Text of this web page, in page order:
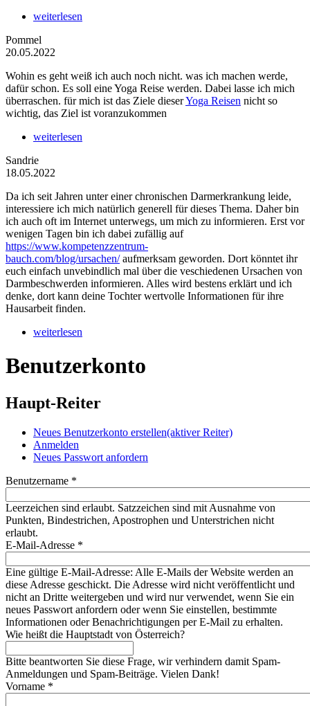
weiterlesen
Pommel
20.05.2022
Wohin es geht weiß ich auch noch nicht. was ich machen werde,
dafür schon. Es soll eine Yoga Reise werden. Dabei lasse ich mich
überraschen. für mich ist das Ziele dieserYoga Reisen nicht so
wichtig, das Ziel ist voranzukommen
weiterlesen
Sandrie
18.05.2022
Da ich seit Jahren unter einer chronischen Darmerkrankung leide,
interessiere ich mich natürlich generell für dieses Thema. Daher bin
ich auch oft im Internet unterwegs, um mich zu informieren. Erst vor
wenigen Tagen bin ich dabei zufällig auf
https://www.kompetenzzentrum-
bauch.com/blog/ursachen/aufmerksam geworden. Dort könntet ihr
euch einfach unvebindlich mal über die veschiedenen Ursachen von
Darmbeschwerden informieren. Alles wird bestens erklärt und ich
denke, dort kann deine Tochter wertvolle Informationen für ihre
Hausarbeit finden.
weiterlesen
Benutzerkonto
Haupt-Reiter
Neues Benutzerkonto erstellen(aktiver Reiter)
Anmelden
Neues Passwort anfordern
Benutzername *
Leerzeichen sind erlaubt. Satzzeichen sind mit Ausnahme von
Punkten, Bindestrichen, Apostrophen und Unterstrichen nicht
erlaubt.
E-Mail-Adresse *
Eine gültige E-Mail-Adresse: Alle E-Mails der Website werden an
diese Adresse geschickt. Die Adresse wird nicht veröffentlicht und
nicht an Dritte weitergeben und wird nur verwendet, wenn Sie ein
neues Passwort anfordern oder wenn Sie einstellen, bestimmte
Informationen oder Benachrichtigungen per E-Mail zu erhalten.
Wie heißt die Hauptstadt von Österreich?
Bitte beantworten Sie diese Frage, wir verhindern damit Spam-
Anmeldungen und Spam-Beiträge. Vielen Dank!
Vorname *